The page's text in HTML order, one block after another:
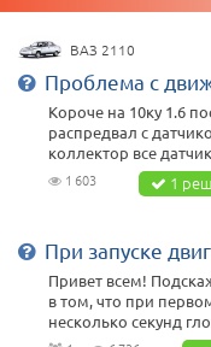
ВАЗ 2110
Проблема с
Короче на 10ку 1.6
распредвал с
коллектор все
1 603 1
При запуске
Привет всем!
в том, что при
несколько секунд